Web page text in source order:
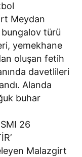
Meydan
bungalov türü
yemekhane
oluşan fetih
davetlileri
Alanda
buhar
26
Malazgirt